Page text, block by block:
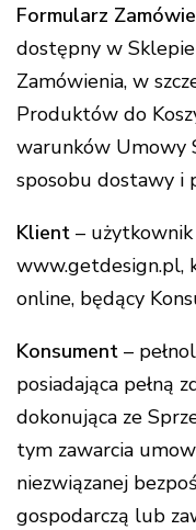
Formularz
dostępny w
Zamówienia, w
Produktów do
warunków Umowy
sposobu dostawy i
Klient –
www.getdesign.pl,
online, będący
Konsument –
posiadająca pełną
dokonująca ze
tym zawarcia
niezwiązanej
gospodarczą lub